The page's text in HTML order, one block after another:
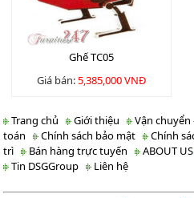
Ghế TC05
Giá bán:5,385,000 VNĐ
Trang chủ Giới thiệu Vận chuyển
toán
Chính sách bảo mật Chính
trì
Bán hàng trực tuyến ABOUT US
Tin DSGGroup
Liên hệ